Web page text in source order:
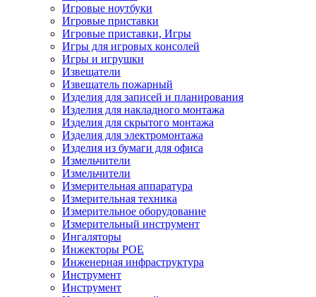
Игровые ноутбуки
Игровые приставки
Игровые приставки, Игры
Игры для игровых консолей
Игры и игрушки
Извещатели
Извещатель пожарный
Изделия для записей и планирования
Изделия для накладного монтажа
Изделия для скрытого монтажа
Изделия для электромонтажа
Изделия из бумаги для офиса
Измельчители
Измельчители
Измерительная аппаратура
Измерительная техника
Измерительное оборудование
Измерительный инструмент
Ингаляторы
Инжекторы POE
Инженерная инфраструктура
Инструмент
Инструмент